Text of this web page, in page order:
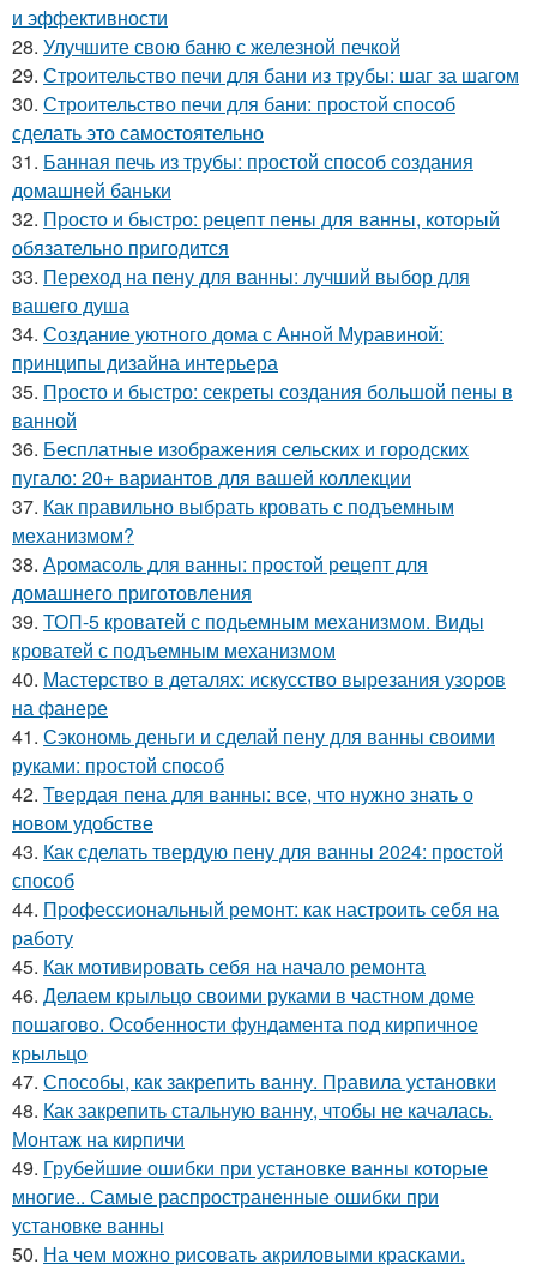
и эффективности
28. Улучшите свою баню с железной печкой
29. Строительство печи для бани из трубы: шаг за шагом
30. Строительство печи для бани: простой способ
сделать это самостоятельно
31. Банная печь из трубы: простой способ создания
домашней баньки
32. Просто и быстро: рецепт пены для ванны, который
обязательно пригодится
33. Переход на пену для ванны: лучший выбор для
вашего душа
34. Создание уютного дома с Анной Муравиной:
принципы дизайна интерьера
35. Просто и быстро: секреты создания большой пены в
ванной
36. Бесплатные изображения сельских и городских
пугало: 20+ вариантов для вашей коллекции
37. Как правильно выбрать кровать с подъемным
механизмом?
38. Аромасоль для ванны: простой рецепт для
домашнего приготовления
39. ТОП-5 кроватей с подьемным механизмом. Виды
кроватей с подъемным механизмом
40. Мастерство в деталях: искусство вырезания узоров
на фанере
41. Сэкономь деньги и сделай пену для ванны своими
руками: простой способ
42. Твердая пена для ванны: все, что нужно знать о
новом удобстве
43. Как сделать твердую пену для ванны 2024: простой
способ
44. Профессиональный ремонт: как настроить себя на
работу
45. Как мотивировать себя на начало ремонта
46. Делаем крыльцо своими руками в частном доме
пошагово. Особенности фундамента под кирпичное
крыльцо
47. Способы, как закрепить ванну. Правила установки
48. Как закрепить стальную ванну, чтобы не качалась.
Монтаж на кирпичи
49. Грубейшие ошибки при установке ванны которые
многие.. Самые распространенные ошибки при
установке ванны
50. На чем можно рисовать акриловыми красками.